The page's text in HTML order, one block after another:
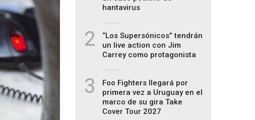
hantavirus
2
“Los Supersónicos” tendrán
un live action con Jim
Carrey como protagonista
3
Foo Fighters llegará por
primera vez a Uruguay en el
marco de su gira Take
Cover Tour 2027